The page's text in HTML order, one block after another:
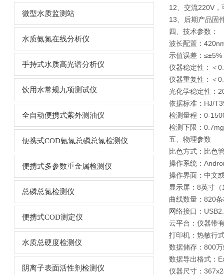
微型水质监测站
水质氨氮在线分析仪
手持式水质高光谱分析仪
饮用水常规九项测试仪
全自动便携式紫外测油仪
便携式COD氨氮总磷总氮检测仪
便携式多参数重金属检测仪
总磷总氮检测仪
便携式COD测定仪
水质总硬度检测仪
阴离子表面活性剂检测仪
12、交流220V
13、后期产品固
四、技术参数：
波长配置：
示值误差：≤±5%
仪器稳定性：＜
仪器重复性：＜
光化学稳定性：
依据标准：HJ/
检测量程：0-
检测下限：
五、物理参数
比色方式：比色
操作系统：
操作界面：中文
显示屏：8英寸
曲线数量：820
网络接口：
云平台：仪器带
打印机：热敏行
数据储存：800
数据导出格式：
仪器尺寸：